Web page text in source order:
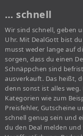
… schnell
Wir sind schnell, geben
Uhr. Mit DealGott bist
musst weder lange auf
sorgen, dass du einen
Schnäppchen sind
ausverkauft. Das heißt,
denn sonst ist alles
Kategorien wie zum
Preisfehler, Gutscheine
schnell genug sein und
du den Deal melden